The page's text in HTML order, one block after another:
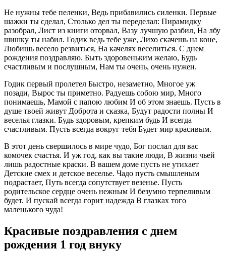
Не нужны тебе пеленки, Ведь прибавились силенки. Первые
шажки ты сделал, Столько дел ты переделал: Пирамидку
разобрал, Лист из книги оторвал, Вазу лучшую разбил, На лбу
шишку ты набил. Годик ведь тебе уже, Лихо скачешь на коне,
Любишь весело резвиться, На качелях веселиться. С днем
рождения поздравляю. Быть здоровеньким желаю, Будь
счастливым и послушным, Нам ты очень, очень нужен.
Годик первый пролетел Быстро, незаметно, Многое уж
позади, Вырос ты приметно. Радуешь собою мир, Много
понимаешь, Мамой с папою любим И об этом знаешь. Пусть в
душе твоей живут Доброта и сказка, Будут радости полны И
веселья глазки. Будь здоровым, крепким будь И всегда
счастливым. Пусть всегда вокруг тебя Будет мир красивым.
В этот день свершилось в мире чудо, Бог послал для вас
комочек счастья. И уж год, как вы такие люди, В жизни чьей
лишь радостные краски. В вашем доме пусть не утихает
Детские смех и детское веселье. Чадо пусть смышленым
подрастает, Путь всегда сопутствует везенье. Пусть
родительское сердце очень нежным И безумно терпеливым
будет. И пускай всегда горит надежда В глазках того
маленького чуда!
Красивые поздравления с днем
рождения 1 год внуку